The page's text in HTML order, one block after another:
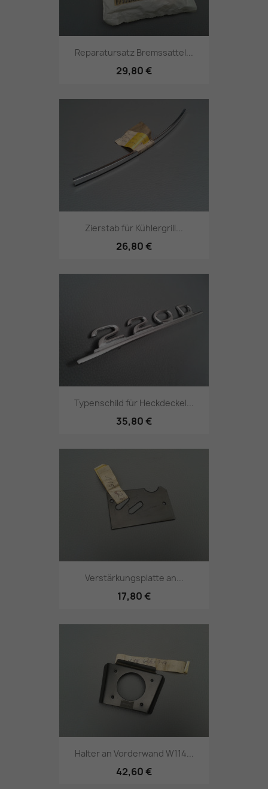
Reparatursatz Bremssattel...
29,80 €
Zierstab für Kühlergrill...
26,80 €
Typenschild für Heckdeckel...
35,80 €
Verstärkungsplatte an...
17,80 €
Halter an Vorderwand W114...
42,60 €